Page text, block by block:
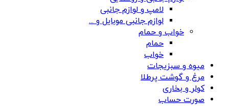
لامپ و لوازم جانبی
لوازم جانبی موبایل و ...
خواب و حمام
حمام
خواب
میوه و سبزیجات
مرغ و گوشت پرطلا
کولر و بخاری
صورت حساب